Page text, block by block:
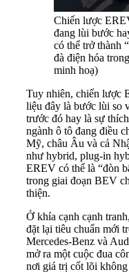
Chiến lược
đang lùi bước
có thể trở thành
đà điện hóa
minh hoạ)
Tuy nhiên, chiến lược
liệu đây là bước lùi so
trước đó hay là sự
ngành ô tô đang điều
Mỹ, châu Âu và cả
như hybrid, plug-in
EREV có thể là “đòn
trong giai đoạn BEV
thiện.
Ở khía cạnh cạnh
đặt lại tiêu chuẩn mới
Mercedes-Benz và
mở ra một cuộc đua
nơi giá trị cốt lõi